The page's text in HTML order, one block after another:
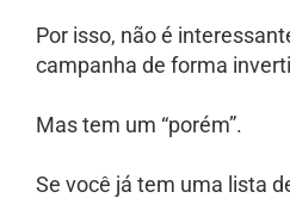
Por isso, não é
campanha de forma
Mas tem um “porém”.
Se você já tem uma lista